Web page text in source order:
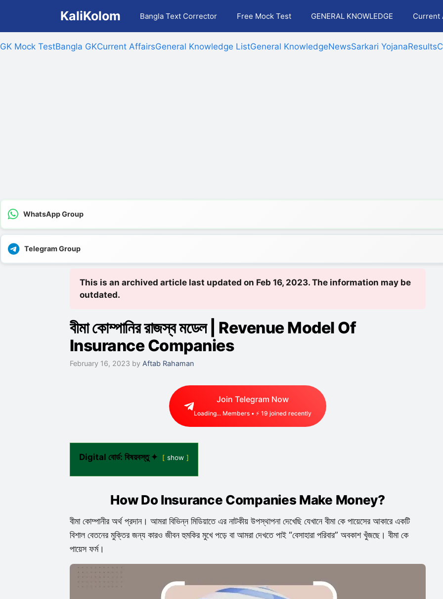
content
KaliKolom Bangla Text Corrector Free Mock Test GENERAL KNOWLEDGE Current
GK Mock TestBangla GKCurrent AffairsGeneral Knowledge ListGeneral KnowledgeNewsSarkari YojanaResults
WhatsApp Group
Telegram Group
This is an archived article last updated on Feb 16, 2023. The information may be
outdated.
বীমা কোম্পানির রাজস্ব মডেল | Revenue Model Of
Insurance Companies
February 16, 2023 by Aftab Rahaman
Join Telegram Now
Loading... Members • ⚡ 19 joined recently
Digital বোর্ড: বিষয়বস্তু ✦ show
How Do Insurance Companies Make Money?
বীমা কোম্পানীর অর্থ প্রদান। আমরা বিভিন্ন মিডিয়াতে এর নাটকীয় উপস্থাপনা দেখেছি যেখানে বীমা কে পায়েসের আকারে একটি
বিশাল বেতনের মুক্তির জন্য কারও জীবন হুমকির মুখে পড়ে বা আমরা দেখতে পাই “বেসাহারা পরিবার” অবকাশ খুঁজছে। বীমা কে
পায়েস ফর্ম।